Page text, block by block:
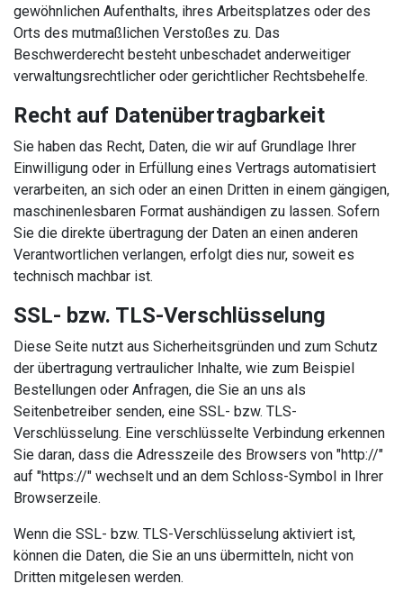
gewöhnlichen Aufenthalts, ihres Arbeitsplatzes oder des
Orts des mutmaßlichen Verstoßes zu. Das
Beschwerderecht besteht unbeschadet anderweitiger
verwaltungsrechtlicher oder gerichtlicher Rechtsbehelfe.
Recht auf Datenübertragbarkeit
Sie haben das Recht, Daten, die wir auf Grundlage Ihrer
Einwilligung oder in Erfüllung eines Vertrags automatisiert
verarbeiten, an sich oder an einen Dritten in einem gängigen,
maschinenlesbaren Format aushändigen zu lassen. Sofern
Sie die direkte übertragung der Daten an einen anderen
Verantwortlichen verlangen, erfolgt dies nur, soweit es
technisch machbar ist.
SSL- bzw. TLS-Verschlüsselung
Diese Seite nutzt aus Sicherheitsgründen und zum Schutz
der übertragung vertraulicher Inhalte, wie zum Beispiel
Bestellungen oder Anfragen, die Sie an uns als
Seitenbetreiber senden, eine SSL- bzw. TLS-
Verschlüsselung. Eine verschlüsselte Verbindung erkennen
Sie daran, dass die Adresszeile des Browsers von "http://"
auf "https://" wechselt und an dem Schloss-Symbol in Ihrer
Browserzeile.
Wenn die SSL- bzw. TLS-Verschlüsselung aktiviert ist,
können die Daten, die Sie an uns übermitteln, nicht von
Dritten mitgelesen werden.